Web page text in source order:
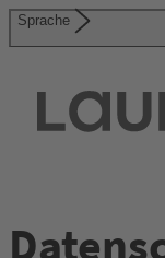
Sprache